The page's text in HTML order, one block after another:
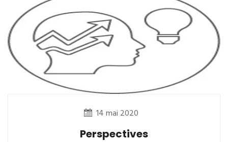
14 mai 2020
Perspectives